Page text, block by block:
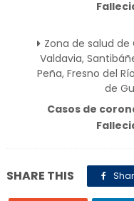
Zona de salud
Valdavia,
Peña, Fresno del
de
Casos de
SHARE THIS